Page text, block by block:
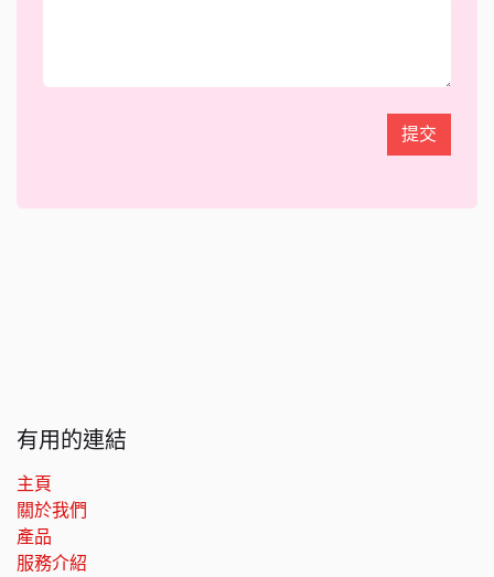
提交
有用的連結
主頁
關於我們
產品
服務介紹